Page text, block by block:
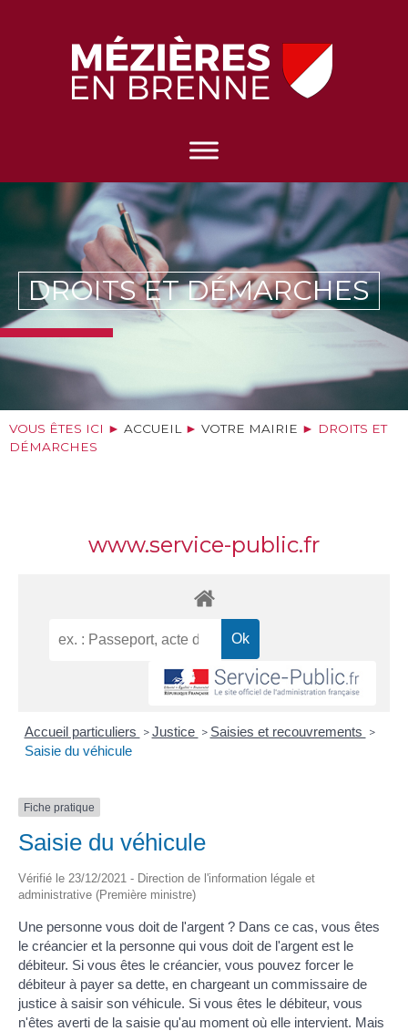
DROITS ET DÉMARCHES
VOUS ÊTES ICI ► ACCUEIL ► VOTRE MAIRIE ► DROITS ET
DÉMARCHES
www.service-public.fr
Accueil particuliers > Justice > Saisies et recouvrements >
Saisie du véhicule
Fiche pratique
Saisie du véhicule
Vérifié le 23/12/2021 - Direction de l'information légale et
administrative (Première ministre)
Une personne vous doit de l'argent ? Dans ce cas, vous êtes
le créancier et la personne qui vous doit de l'argent est le
débiteur. Si vous êtes le créancier, vous pouvez forcer le
débiteur à payer sa dette, en chargeant un commissaire de
justice à saisir son véhicule. Si vous êtes le débiteur, vous
n'êtes averti de la saisie qu'au moment où elle intervient. Mais